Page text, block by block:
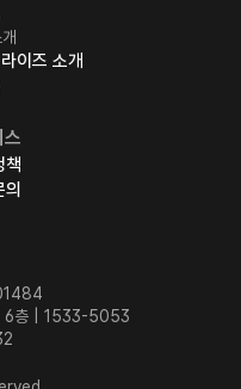
이즈 소개
스
책
6층 | 1533-5053